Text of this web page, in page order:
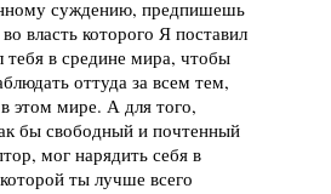
суждению, предпишешь
власть которого Я поставил
тебя в средине мира, чтобы
оттуда за всем тем,
этом мире. А для того,
бы свободный и почтенный
мог нарядить себя в
ты лучше всего